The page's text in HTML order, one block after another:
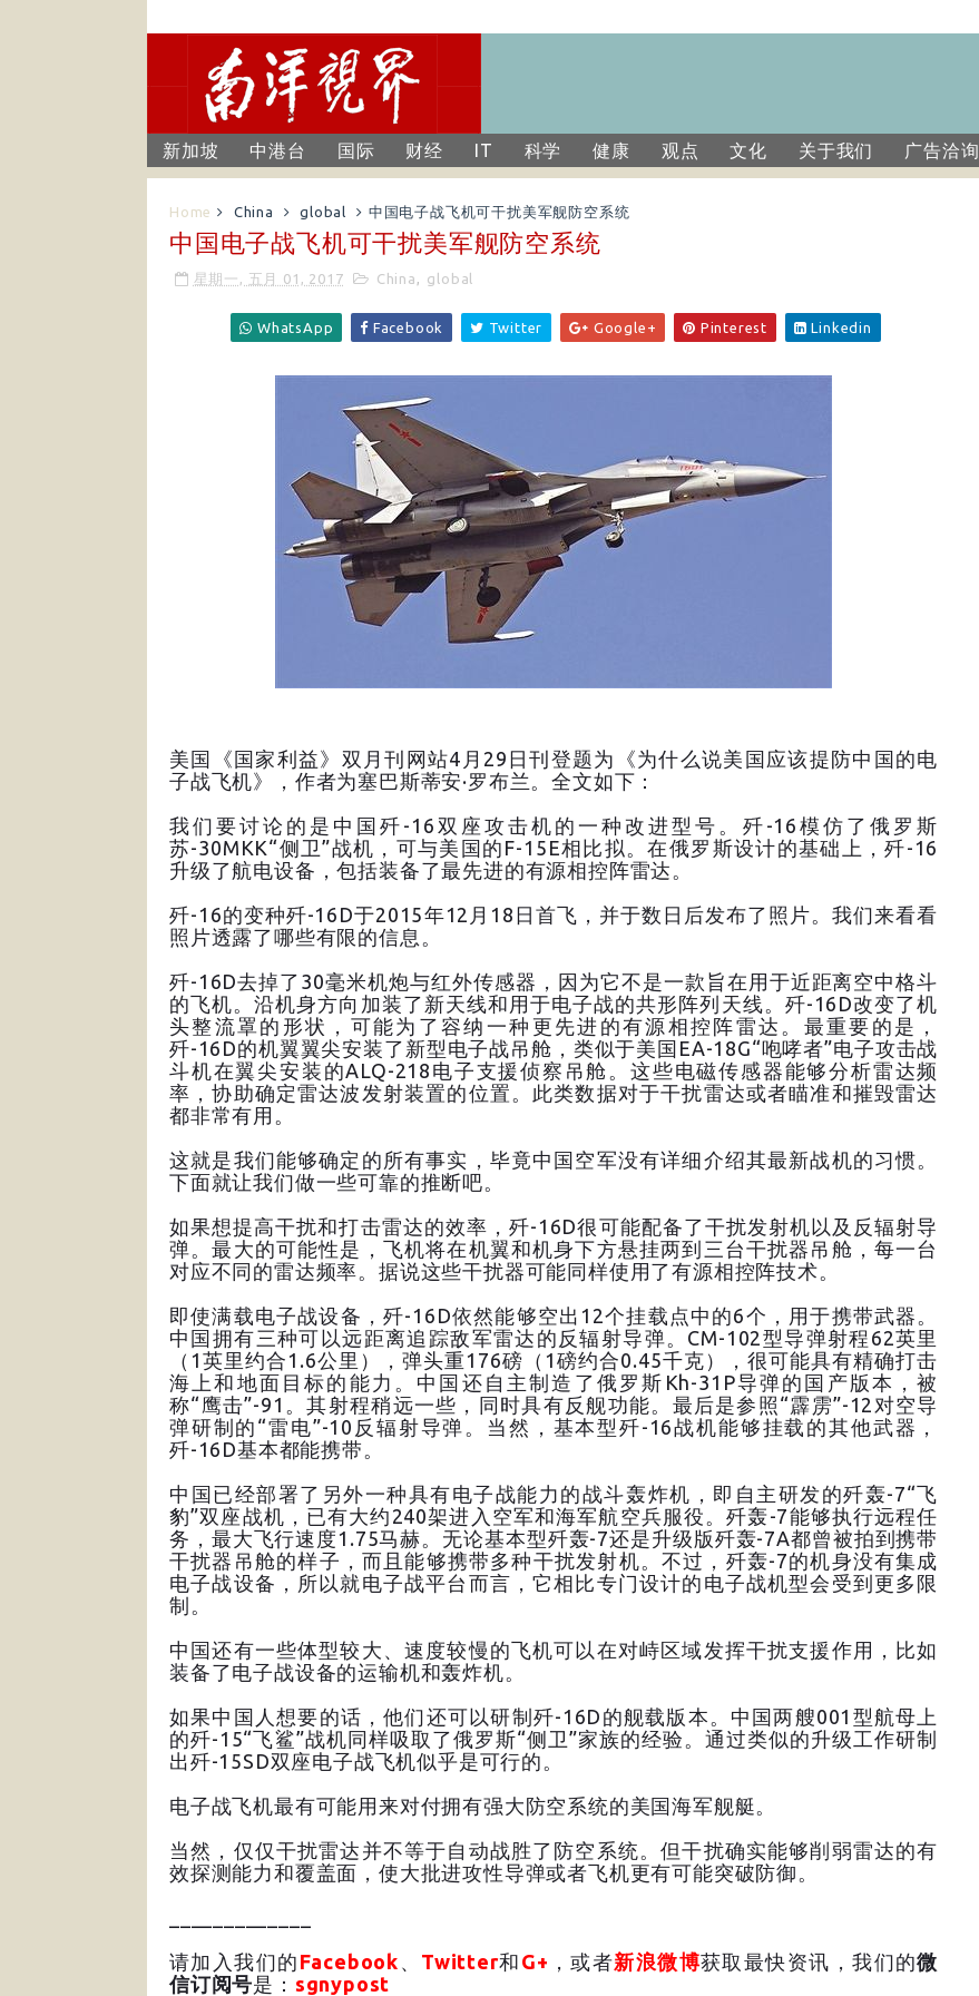
新加坡 中港台 国际 财经 IT 科学 健康 观点 文化 关于我们 广告洽询
Home China global 中国电子战飞机可干扰美军舰防空系统
中国电子战飞机可干扰美军舰防空系统
星期一, 五月 01, 2017 China , global
WhatsApp Facebook Twitter Google+ Pinterest Linkedin
美国《国家利益》双月刊网站4月29日刊登题为《为什么说美国应该提防中国的电
子战飞机》，作者为塞巴斯蒂安·罗布兰。全文如下：
我们要讨论的是中国歼-16双座攻击机的一种改进型号。歼-16模仿了俄罗斯
苏-30MKK“侧卫”战机，可与美国的F-15E相比拟。在俄罗斯设计的基础上，歼-16
升级了航电设备，包括装备了最先进的有源相控阵雷达。
歼-16的变种歼-16D于2015年12月18日首飞，并于数日后发布了照片。我们来看看
照片透露了哪些有限的信息。
歼-16D去掉了30毫米机炮与红外传感器，因为它不是一款旨在用于近距离空中格斗
的飞机。沿机身方向加装了新天线和用于电子战的共形阵列天线。歼-16D改变了机
头整流罩的形状，可能为了容纳一种更先进的有源相控阵雷达。最重要的是，
歼-16D的机翼翼尖安装了新型电子战吊舱，类似于美国EA-18G“咆哮者”电子攻击战
斗机在翼尖安装的ALQ-218电子支援侦察吊舱。这些电磁传感器能够分析雷达频
率，协助确定雷达波发射装置的位置。此类数据对于干扰雷达或者瞄准和摧毁雷达
都非常有用。
这就是我们能够确定的所有事实，毕竟中国空军没有详细介绍其最新战机的习惯。
下面就让我们做一些可靠的推断吧。
如果想提高干扰和打击雷达的效率，歼-16D很可能配备了干扰发射机以及反辐射导
弹。最大的可能性是，飞机将在机翼和机身下方悬挂两到三台干扰器吊舱，每一台
对应不同的雷达频率。据说这些干扰器可能同样使用了有源相控阵技术。
即使满载电子战设备，歼-16D依然能够空出12个挂载点中的6个，用于携带武器。
中国拥有三种可以远距离追踪敌军雷达的反辐射导弹。CM-102型导弹射程62英里
（1英里约合1.6公里），弹头重176磅（1磅约合0.45千克），很可能具有精确打击
海上和地面目标的能力。中国还自主制造了俄罗斯Kh-31P导弹的国产版本，被
称“鹰击”-91。其射程稍远一些，同时具有反舰功能。最后是参照“霹雳”-12对空导
弹研制的“雷电”-10反辐射导弹。当然，基本型歼-16战机能够挂载的其他武器，
歼-16D基本都能携带。
中国已经部署了另外一种具有电子战能力的战斗轰炸机，即自主研发的歼轰-7“飞
豹”双座战机，已有大约240架进入空军和海军航空兵服役。歼轰-7能够执行远程任
务，最大飞行速度1.75马赫。无论基本型歼轰-7还是升级版歼轰-7A都曾被拍到携带
干扰器吊舱的样子，而且能够携带多种干扰发射机。不过，歼轰-7的机身没有集成
电子战设备，所以就电子战平台而言，它相比专门设计的电子战机型会受到更多限
制。
中国还有一些体型较大、速度较慢的飞机可以在对峙区域发挥干扰支援作用，比如
装备了电子战设备的运输机和轰炸机。
如果中国人想要的话，他们还可以研制歼-16D的舰载版本。中国两艘001型航母上
的歼-15“飞鲨”战机同样吸取了俄罗斯“侧卫”家族的经验。通过类似的升级工作研制
出歼-15SD双座电子战飞机似乎是可行的。
电子战飞机最有可能用来对付拥有强大防空系统的美国海军舰艇。
当然，仅仅干扰雷达并不等于自动战胜了防空系统。但干扰确实能够削弱雷达的有
效探测能力和覆盖面，使大批进攻性导弹或者飞机更有可能突破防御。
请加入我们的 Facebook 、 Twitter和 G+ ，或者新浪微博获取最快资讯，我们的微
信订阅号是： sgnypost